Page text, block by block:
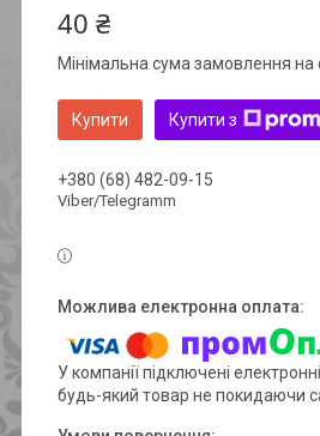
40 ₴
Мінімальна сума замовлення на
Купити Купити з
+380 (68) 482-09-15
Viber/Telegramm
У компанії підключені
будь-який товар не покидаючи